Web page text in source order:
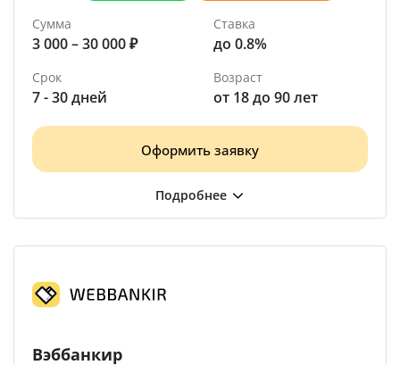
Сумма
3 000 – 30 000 ₽
Ставка
до 0.8%
Срок
7 - 30 дней
Возраст
от 18 до 90 лет
Оформить заявку
Вэббанкир